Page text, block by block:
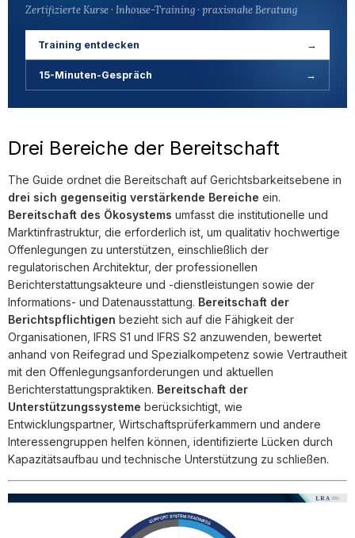
Zertifizierte Kurse · Inhouse-Training · praxisnahe Beratung
Training entdecken →
15-Minuten-Gespräch →
Drei Bereiche der Bereitschaft
The Guide ordnet die Bereitschaft auf Gerichtsbarkeitsebene in
drei sich gegenseitig verstärkende Bereiche ein.
Bereitschaft des Ökosystems umfasst die institutionelle und
Marktinfrastruktur, die erforderlich ist, um qualitativ hochwertige
Offenlegungen zu unterstützen, einschließlich der
regulatorischen Architektur, der professionellen
Berichterstattungsakteure und -dienstleistungen sowie der
Informations- und Datenausstattung. Bereitschaft der
Berichtspflichtigen bezieht sich auf die Fähigkeit der
Organisationen, IFRS S1 und IFRS S2 anzuwenden, bewertet
anhand von Reifegrad und Spezialkompetenz sowie Vertrautheit
mit den Offenlegungsanforderungen und aktuellen
Berichterstattungspraktiken. Bereitschaft der
Unterstützungssysteme berücksichtigt, wie
Entwicklungspartner, Wirtschaftsprüferkammern und andere
Interessengruppen helfen können, identifizierte Lücken durch
Kapazitätsaufbau und technische Unterstützung zu schließen.